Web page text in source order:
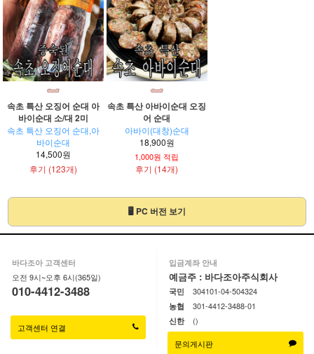
속초 특산 오징어 순대 아
바이순대 소/대 2미
속초 특산 오징어 순대,아
바이순대
14,500원
후기 (123개)
속초 특산 아바이순대 오징
어 순대
아바이(대창)순대
18,900원
1,000원 적립
후기 (14개)
🖥 PC 버전 보기
바다조아 고객센터
오전 9시~오후 6시(365일)
010-4412-3488
고객센터 연결
입금계좌 안내
예금주 : 바다조아주식회사
국민 304101-04-504324
농협 301-4412-3488-01
신한()
문의게시판